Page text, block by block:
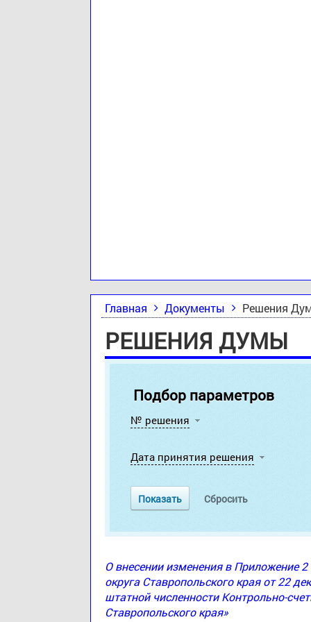
Главная Документы Решения
РЕШЕНИЯ ДУМЫ
Подбор параметров
№ решения
Дата принятия решения
О внесении изменения в Приложение
округа Ставропольского края от 22
штатной численности Контрольно-
Ставропольского края»